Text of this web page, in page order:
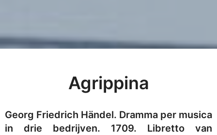
Agrippina
Georg Friedrich Händel. Dramma per musica
in drie bedrijven. 1709. Libretto van